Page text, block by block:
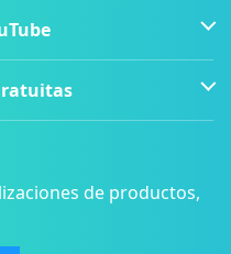
de productos,